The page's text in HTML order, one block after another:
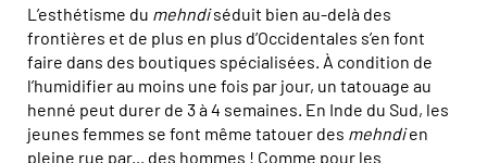
L’esthétisme du mehndiséduit bien au-delà des
frontières et de plus en plus d’Occidentales s’en font
faire dans des boutiques spécialisées. À condition de
l’humidifier au moins une fois par jour, un tatouage au
henné peut durer de 3 à 4 semaines. En Inde du Sud, les
jeunes femmes se font même tatouer des mehndien
pleine rue par... des hommes ! Comme pour les